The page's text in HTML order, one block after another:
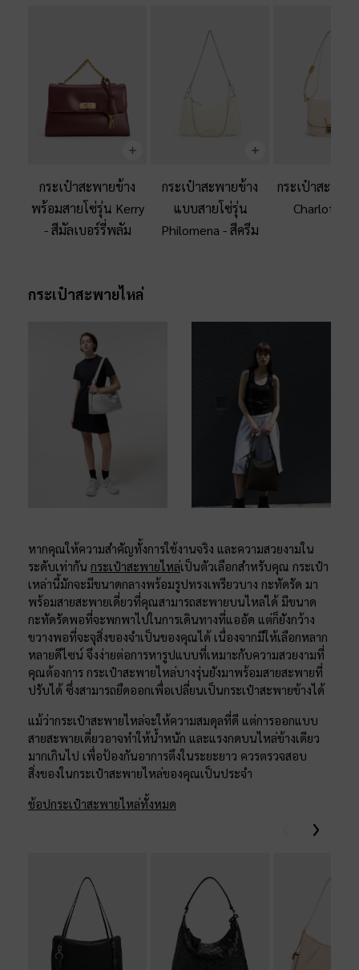
กระเป๋าสะพายข้าง
พร้อมสายโซ่รุ่น Kerry
-สีมัลเบอร์รี่พลัม
กระเป๋าสะพายข้าง
แบบสายโซ่รุ่น
Philomena-สีครีม
กระเป๋าสะพาย
Charlot
กระเป๋าสะพายไหล่
หากคุณให้ความสำคัญทั้งการใช้งานจริง และความสวยงามใน
ระดับเท่ากัน กระเป๋าสะพายไหล่เป็นตัวเลือกสำหรับคุณ กระเป๋า
เหล่านี้มักจะมีขนาดกลางพร้อมรูปทรงเพรียวบาง กะทัดรัด มา
พร้อมสายสะพายเดี่ยวที่คุณสามารถสะพายบนไหล่ได้ มีขนาด
กะทัดรัดพอที่จะพกพาไปในการเดินทางที่แออัด แต่ก็ยังกว้าง
ขวางพอที่จะจุสิ่งของจำเป็นของคุณได้ เนื่องจากมีให้เลือกหลาก
หลายดีไซน์ จึงง่ายต่อการหารูปแบบที่เหมาะกับความสวยงามที่
คุณต้องการ กระเป๋าสะพายไหล่บางรุ่นยังมาพร้อมสายสะพายที่
ปรับได้ ซึ่งสามารถยืดออกเพื่อเปลี่ยนเป็นกระเป๋าสะพายข้างได้
แม้ว่ากระเป๋าสะพายไหล่จะให้ความสมดุลที่ดี แต่การออกแบบ
สายสะพายเดี่ยวอาจทำให้น้ำหนัก และแรงกดบนไหล่ข้างเดียว
มากเกินไป เพื่อป้องกันอาการตึงในระยะยาว ควรตรวจสอบ
สิ่งของในกระเป๋าสะพายไหล่ของคุณเป็นประจำ
ช้อปกระเป๋าสะพายไหล่ทั้งหมด
Previous